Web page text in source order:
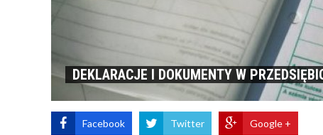
DEKLARACJE I DOKUMENTY W
Facebook Twitter Google +